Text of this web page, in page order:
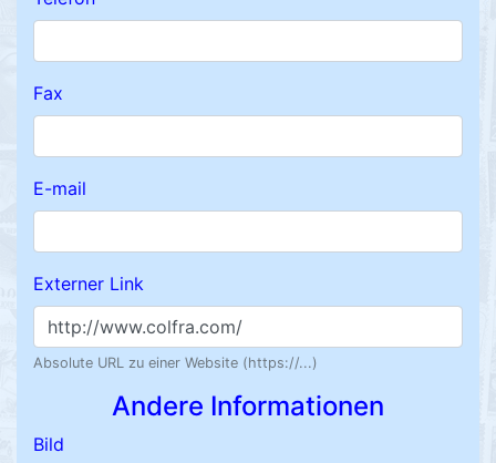
Fax
E-mail
Externer Link
Absolute URL zu einer Website (https://...)
Andere Informationen
Bild